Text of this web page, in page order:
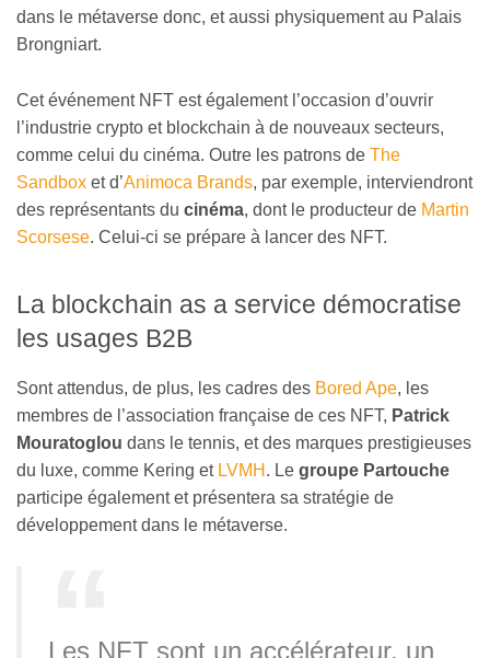
dans le métaverse donc, et aussi physiquement au Palais
Brongniart.
Cet événement NFT est également l’occasion d’ouvrir
l’industrie crypto et blockchain à de nouveaux secteurs,
comme celui du cinéma. Outre les patrons de The
Sandbox et d’Animoca Brands, par exemple, interviendront
des représentants du cinéma, dont le producteur de Martin
Scorsese. Celui-ci se prépare à lancer des NFT.
La blockchain as a service démocratise
les usages B2B
Sont attendus, de plus, les cadres des Bored Ape, les
membres de l’association française de ces NFT, Patrick
Mouratoglou dans le tennis, et des marques prestigieuses
du luxe, comme Kering et LVMH . Le groupe Partouche
participe également et présentera sa stratégie de
développement dans le métaverse.
Les NFT sont un accélérateur, un